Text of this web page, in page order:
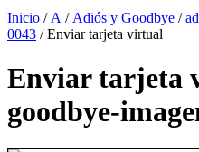
Inicio / A / Adiós y Goodbye /
0043 / Enviar tarjeta virtual
Enviar tarjeta
goodbye-